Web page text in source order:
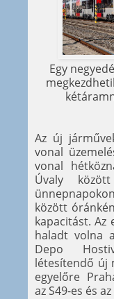
Egy
Az új
vonal
vonal
Úvaly
között
kapacitást.
haladt volna
Depo
létesítendő új
egyelőre
az S49-es és